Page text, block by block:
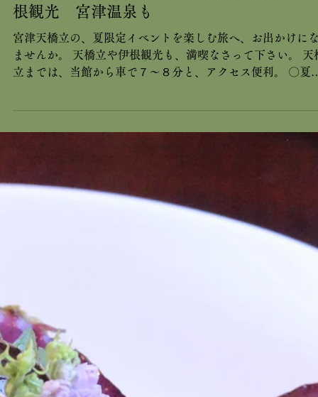
宮津天橋立の 夏イベントを楽しむ旅へ
根観光 宮津温泉も
宮津天橋立の、夏限定イベントを楽しむ旅へ、お出かけに
9/23（火）19:00～22：30 ・ 天橋立海水浴場開設 ：7/19(
火 ：7/24 (木）、7/26(土)、8/2(土)、8/9(土) 20:30
20：35（約5分間/75発） ※7/24のみ20：30 ～ 20：
40（約10分間/150発） ※当館２階海側客室から、島崎
園（当館より徒歩１分）から、ご覧頂けます。 ・ 天橋立文
覧頂けます。 ・宮津燈籠